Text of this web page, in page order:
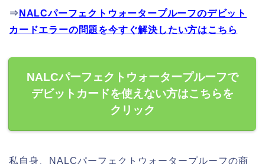
⇒ NALCパーフェクトウォータープルーフのデビット
カードエラーの問題を今すぐ解決したい方はこちら
NALCパーフェクトウォータープルーフで
デビットカードを使えない方はこちらを
クリック
私自身、NALCパーフェクトウォータープルーフの商